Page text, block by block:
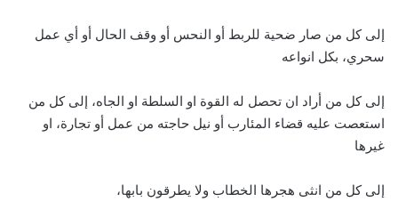
إلى كل من صار ضحية للربط أو النحس أو وقف الحال أو أي عمل
سحري، بكل انواعه
إلى كل من أراد ان تحصل له القوة او السلطة او الجاه، إلى كل من
استعصت عليه قضاء المئارب أو نيل حاجته من عمل أو تجارة، او
غيرها
إلى كل من انثى هجرها الخطاب ولا يطرقون بابها،